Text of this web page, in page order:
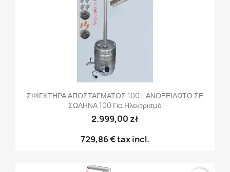
ΣΦΙΓΚΤΗΡΑ ΑΠΟΣΤΑΓΜΑΤΟΣ 100 L ΑΝΟΞΕΙΔΩΤΟ ΣΕ
ΣΩΛΗΝΑ 100 Για Ηλεκτρισμό
2.999,00 zł
729,86 €tax incl.